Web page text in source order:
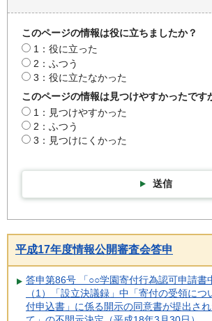
このページの情報は役に立ちましたか？
1：役に立った
2：ふつう
3：役に立たなかった
このページの情報は見つけやすかったです
1：見つけやすかった
2：ふつう
3：見つけにくかった
送信
平成17年度情報公開審査会答申
答申第86号 「○○学園寄付行為認可申請書
（1）「設立決議録」中「寄付の受領に
付申込書」に係る開示の同意書が提出さ